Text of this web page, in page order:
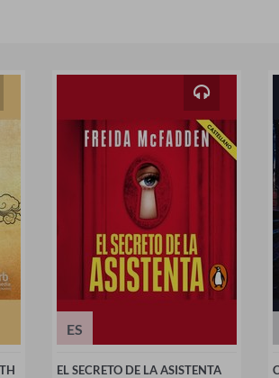
ES
EL SECRETO DE LA ASISTENTA